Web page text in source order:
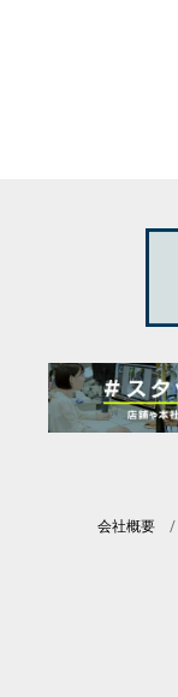
会社概要